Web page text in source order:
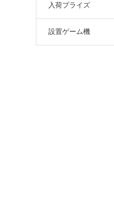
入荷プライズ
設置ゲーム機